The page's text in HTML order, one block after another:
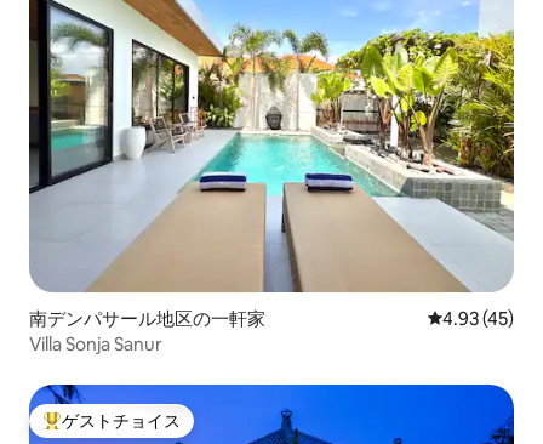
南デンパサール地区の一軒家 レビュー45
4.93 (45)
Villa Sonja Sanur
大好評のゲストチョイスです。
ゲストチョイス